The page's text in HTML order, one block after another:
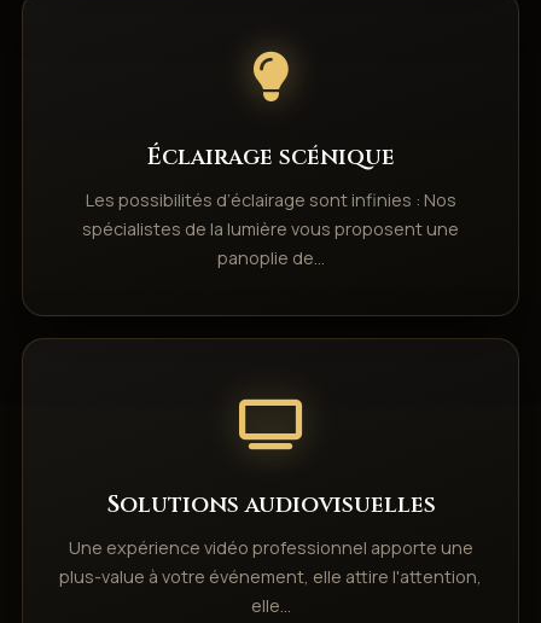
Éclairage scénique
Les possibilités d’éclairage sont infinies : Nos
spécialistes de la lumière vous proposent une
panoplie de…
Solutions audiovisuelles
Une expérience vidéo professionnel apporte une
plus-value à votre événement, elle attire l'attention,
elle…